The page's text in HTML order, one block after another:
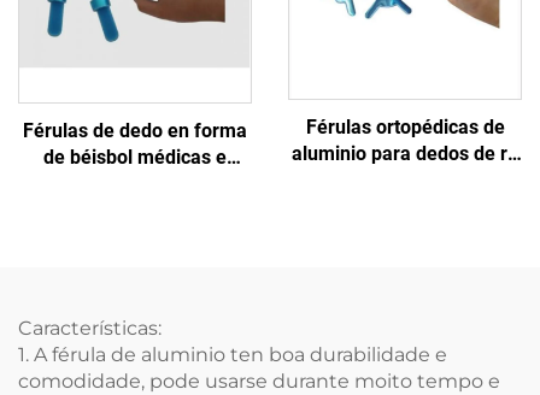
Férulas de dedo en forma
de béisbol médicas e
Férulas ortopédicas de
aluminio para dedos de rã
Características:
1. A férula de aluminio ten boa durabilidade e
comodidade, pode usarse durante moito tempo e